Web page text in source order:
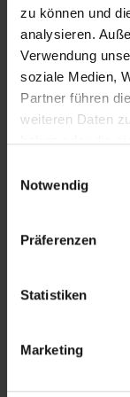
zu können und
analysieren.
Verwendung
soziale Medien,
Partner führen
weiteren Daten
haben oder die
Notwendig
Präferenzen
Statistiken
Marketing
EWFS
ideal zur
individueller
Licht
ein Sender
Bitte